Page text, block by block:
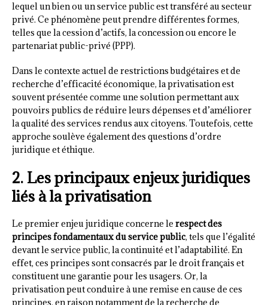
lequel un bien ou un service public est transféré au secteur
privé. Ce phénomène peut prendre différentes formes,
telles que la cession d’actifs, la concession ou encore le
partenariat public-privé (PPP).
Dans le contexte actuel de restrictions budgétaires et de
recherche d’efficacité économique, la privatisation est
souvent présentée comme une solution permettant aux
pouvoirs publics de réduire leurs dépenses et d’améliorer
la qualité des services rendus aux citoyens. Toutefois, cette
approche soulève également des questions d’ordre
juridique et éthique.
2. Les principaux enjeux juridiques
liés à la privatisation
Le premier enjeu juridique concerne le respect des
principes fondamentaux du service public, tels que l’égalité
devant le service public, la continuité et l’adaptabilité. En
effet, ces principes sont consacrés par le droit français et
constituent une garantie pour les usagers. Or, la
privatisation peut conduire à une remise en cause de ces
principes, en raison notamment de la recherche de